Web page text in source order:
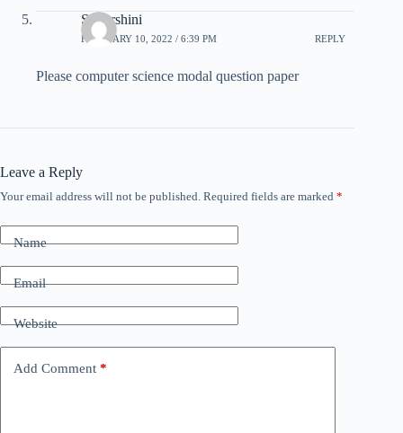
Srivarshini
FEBRUARY 10, 2022 / 6:39 PM REPLY
Please computer science modal question paper
Leave a Reply
Your email address will not be published. Required fields are marked *
Name
Email
Website
Add Comment *